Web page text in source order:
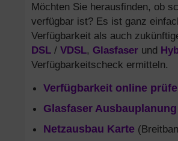
Möchten Sie herausfinden, ob
verfügbar ist? Es ist ganz
Verfügbarkeit als auch
DSL / VDSL, Glasfaser und
Verfügbarkeitscheck ermitteln.
Verfügbarkeit online
Glasfaser
Netzausbau Karte